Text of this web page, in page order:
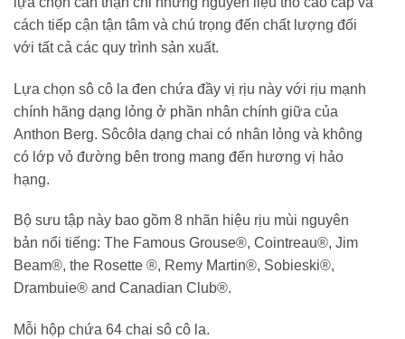
cách tiếp cận tận tâm và chú trọng đến chất lượng đối
với tất cả các quy trình sản xuất.
Lựa chọn sô cô la đen chứa đầy vị rịu này với rịu mạnh
chính hãng dạng lỏng ở phần nhân chính giữa của
Anthon Berg. Sôcôla dạng chai có nhân lỏng và không
có lớp vỏ đường bên trong mang đến hương vị hảo
hạng.
Bộ sưu tập này bao gồm 8 nhãn hiệu rịu mùi nguyên
bản nổi tiếng: The Famous Grouse®, Cointreau®, Jim
Beam®, the Rosette ®, Remy Martin®, Sobieski®,
Drambuie® and Canadian Club®.
Mỗi hộp chứa 64 chai sô cô la.